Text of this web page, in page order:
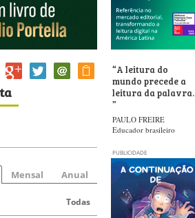
Mensal Anual
Todas
“A leitura do
mundo precede a
leitura da palavra.
”
PAULO FREIRE
Educador brasileiro
PUBLICIDADE